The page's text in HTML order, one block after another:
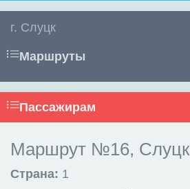
г. Слуцк
Маршруты
Пассажирам
Маршрут №16, Слуцк
Страна: 1